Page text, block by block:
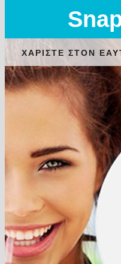
ΧΑΡΙΣΤΕ ΣΤΟΝ